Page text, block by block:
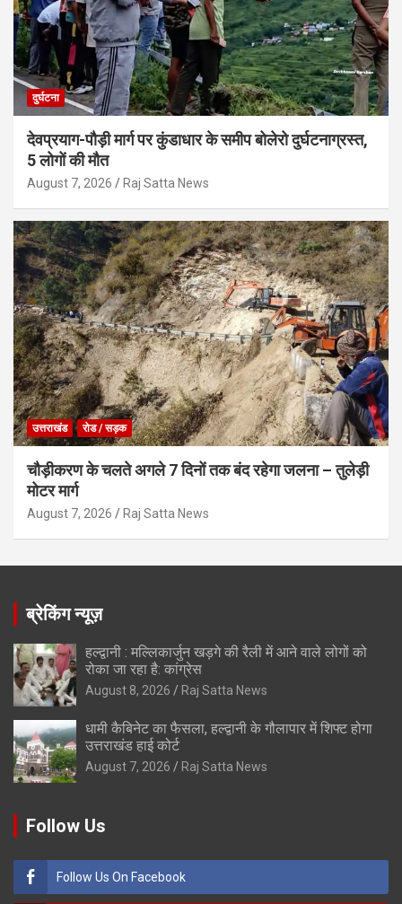
दुर्घटना
देवप्रयाग-पौड़ी मार्ग पर कुंडाधार के समीप बोलेरो दुर्घटनाग्रस्त,
5 लोगों की मौत
August 7, 2026 Raj Satta News
उत्तराखंड रोड / सड़क
चौड़ीकरण के चलते अगले 7 दिनों तक बंद रहेगा जलना – तुलेड़ी
मोटर मार्ग
August 7, 2026 Raj Satta News
ब्रेकिंग न्यूज़
हल्द्वानी : मल्लिकार्जुन खड़गे की रैली में आने वाले लोगों को
रोका जा रहा है: कांग्रेस
August 8, 2026 Raj Satta News
धामी कैबिनेट का फैसला, हल्द्वानी के गौलापार में शिफ्ट होगा
उत्तराखंड हाई कोर्ट
August 7, 2026 Raj Satta News
Follow Us
Follow Us On Facebook